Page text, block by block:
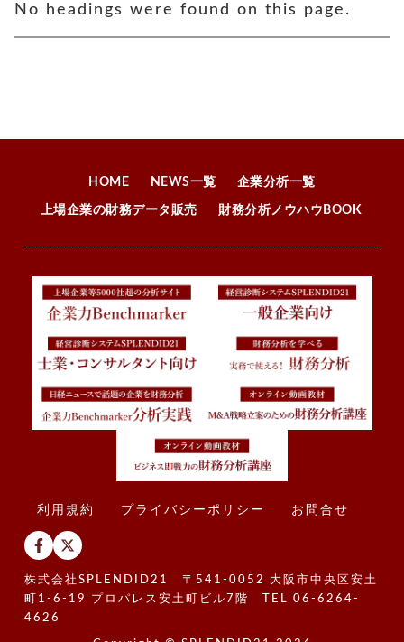
No headings were found on this page.
HOME NEWS一覧 企業分析一覧
上場企業の財務データ販売 財務分析ノウハウBOOK
利用規約 プライバシーポリシー お問合せ
株式会社SPLENDID21 〒541-0052 大阪市中央区安土
町1-6-19 プロパレス安土町ビル7階 TEL 06-6264-
4626